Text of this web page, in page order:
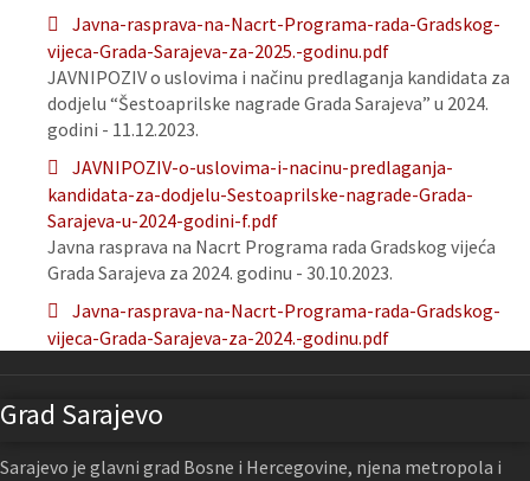
Javna-rasprava-na-Nacrt-Programa-rada-Gradskog-
vijeca-Grada-Sarajeva-za-2025.-godinu.pdf
JAVNIPOZIV o uslovima i načinu predlaganja kandidata za
dodjelu “Šestoaprilske nagrade Grada Sarajeva” u 2024.
godini - 11.12.2023.
JAVNIPOZIV-o-uslovima-i-nacinu-predlaganja-
kandidata-za-dodjelu-Sestoaprilske-nagrade-Grada-
Sarajeva-u-2024-godini-f.pdf
Javna rasprava na Nacrt Programa rada Gradskog vijeća
Grada Sarajeva za 2024. godinu - 30.10.2023.
Javna-rasprava-na-Nacrt-Programa-rada-Gradskog-
vijeca-Grada-Sarajeva-za-2024.-godinu.pdf
Grad Sarajevo
Sarajevo je glavni grad Bosne i Hercegovine, njena metropola i